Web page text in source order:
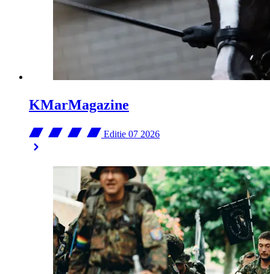
KMarMagazine
Editie 07 2026